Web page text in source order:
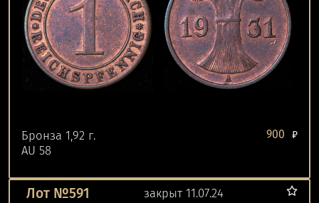
Бронза 1,92 г.
AU 58
900 ₽
Лот №591 закрыт 11.07.24